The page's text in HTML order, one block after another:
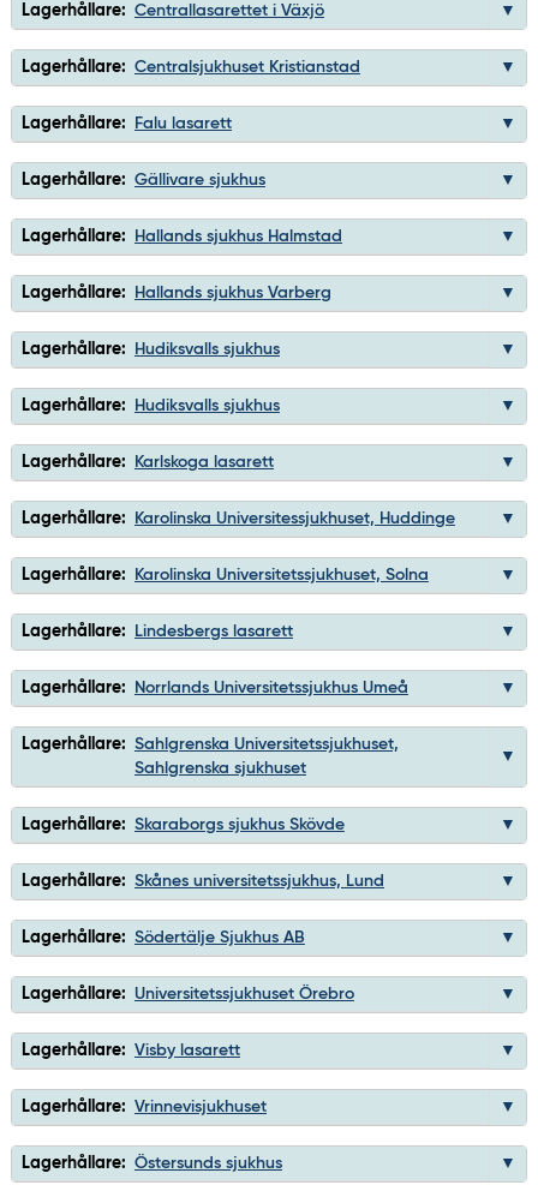
Lagerhållare: Centrallasarettet i Växjö
Lagerhållare: Centralsjukhuset Kristianstad
Lagerhållare: Falu lasarett
Lagerhållare: Gällivare sjukhus
Lagerhållare: Hallands sjukhus Halmstad
Lagerhållare: Hallands sjukhus Varberg
Lagerhållare: Hudiksvalls sjukhus
Lagerhållare: Hudiksvalls sjukhus
Lagerhållare: Karlskoga lasarett
Lagerhållare: Karolinska Universitessjukhuset, Huddinge
Lagerhållare: Karolinska Universitetssjukhuset, Solna
Lagerhållare: Lindesbergs lasarett
Lagerhållare: Norrlands Universitetssjukhus Umeå
Lagerhållare: Sahlgrenska Universitetssjukhuset,
Sahlgrenska sjukhuset
Lagerhållare: Skaraborgs sjukhus Skövde
Lagerhållare: Skånes universitetssjukhus, Lund
Lagerhållare: Södertälje Sjukhus AB
Lagerhållare: Universitetssjukhuset Örebro
Lagerhållare: Visby lasarett
Lagerhållare: Vrinnevisjukhuset
Lagerhållare: Östersunds sjukhus